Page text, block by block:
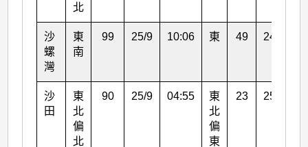
北
沙
螺
灣
東
南
99 25/9 10:06 東 49 24/9
沙
田
東
北
偏
北
90 25/9 04:55
東
北
偏
東
23 25/9